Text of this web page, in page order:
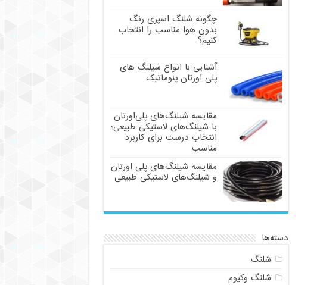
چگونه شلنگ اسپری رنگ
بدون هوا مناسب را انتخاب
کنیم؟
آشنایی با انواع شیلنگ های
پلی اورتان پنوماتیک
مقایسه شیلنگ‌های پلی‌اورتان
با شیلنگ‌های لاستیکی طبیعی؛
انتخاب درست برای کاربرد
مناسب
مقایسه شیلنگ‌های پلی اورتان
و شیلنگ‌های لاستیکی طبیعی
دسته‌ها
شلنگ
شلنگ وکیوم